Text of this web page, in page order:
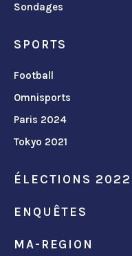
Sondages
SPORTS
Football
Omnisports
Paris 2024
Tokyo 2021
ÉLECTIONS 2022
ENQUÊTES
MA-REGION